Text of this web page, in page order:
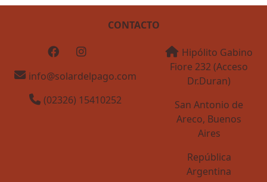
CONTACTO
info@solardelpago.com
(02326) 15410252
Hipólito Gabino
Fiore 232 (Acceso
Dr.Duran)
San Antonio de
Areco, Buenos
Aires
República
Argentina